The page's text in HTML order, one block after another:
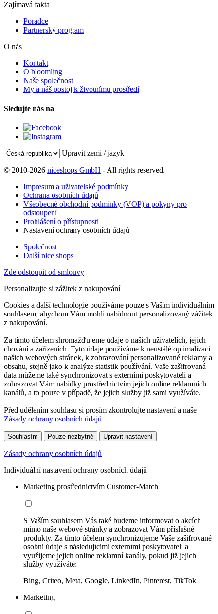
Zajímavá fakta
Poradce
Partnerský program
O nás
Kontakt
O bloomling
Naše společnost
My a náš postoj k životnímu prostředí
Sledujte nás na
Upravit zemi / jazyk
© 2010-2026 niceshops GmbH - All rights reserved.
Impresum a uživatelské podmínky
Ochrana osobních údajů
Všeobecné obchodní podmínky (VOP) a pokyny pro
odstoupení
Prohlášení o přístupnosti
Nastavení ochrany osobních údajů
Společnost
Další nice shops
Zde odstoupit od smlouvy
Personalizujte si zážitek z nakupování
Cookies a další technologie používáme pouze s Vaším individuálním
souhlasem, abychom Vám mohli nabídnout personalizovaný zážitek
z nakupování.
Za tímto účelem shromažďujeme údaje o našich uživatelích, jejich
chování a zařízeních. Tyto údaje používáme k neustálé optimalizaci
našich webových stránek, k zobrazování personalizované reklamy a
obsahu, stejně jako k analýze statistik používání. Vaše zašifrovaná
data můžeme také synchronizovat s externími poskytovateli a
zobrazovat Vám nabídky prostřednictvím jejich online reklamních
kanálů, a to pouze v případě, že jejich služby již sami využíváte.
Před udělením souhlasu si prosím zkontrolujte nastavení a naše
Zásady ochrany osobních údajů.
Souhlasím Pouze nezbytné Upravit nastavení
Zásady ochrany osobních údajů
Individuální nastavení ochrany osobních údajů
Marketing prostřednictvím Customer-Match
S Vaším souhlasem Vás také budeme informovat o akcích
mimo naše webové stránky a zobrazovat Vám příslušné
produkty. Za tímto účelem synchronizujeme Vaše zašifrované
osobní údaje s následujícími externími poskytovateli a
využijeme jejich online reklamní kanály, pokud již jejich
služby využíváte:
Bing, Criteo, Meta, Google, LinkedIn, Pinterest, TikTok
Marketing